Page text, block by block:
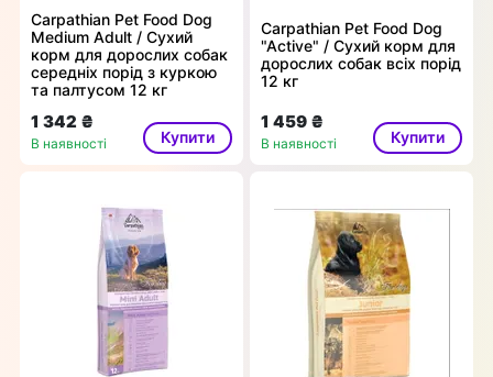
Carpathian Pet Food Dog
Medium Adult / Сухий
корм для дорослих собак
середніх порід з куркою
та палтусом 12 кг
1 342 ₴
В наявності Купити
Carpathian Pet Food Dog
"Active" / Сухий корм для
дорослих собак всіх порід
12 кг
1 459 ₴
В наявності Купити